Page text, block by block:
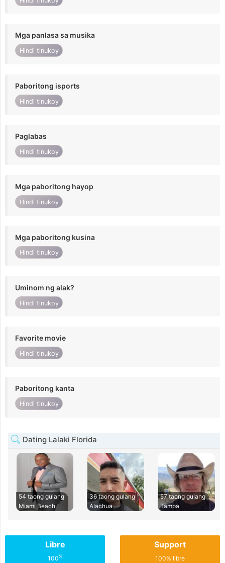
Mga panlasa sa musika
Hindi tinukoy
Paboritong isports
Hindi tinukoy
Paglabas
Hindi tinukoy
Mga paboritong hayop
Hindi tinukoy
Mga paboritong kusina
Hindi tinukoy
Uminom ng alak?
Hindi tinukoy
Favorite movie
Hindi tinukoy
Paboritong kanta
Hindi tinukoy
Dating Lalaki Florida
54 taong gulang
Miami Beach
36 taong gulang
Alachua
57 taong gulang
Tampa
Libre
100%
Support
100% libre